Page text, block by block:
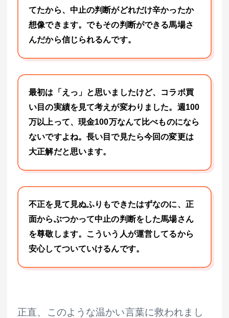
てたから、中止の判断がどれだけ辛かったか
想像できます。でもその判断ができる馬場さ
んだから信じられるんです。
最初は「えっ」と思いましたけど、コラボ買
い目の実績を見て考えが変わりました。週100
万以上って、現金100万なんて比べものになら
ないですよね。長い目で見たら今回の変更は
大正解だと思います。
不正を見て見ぬふりもできたはずなのに、正
面からぶつかって中止の判断をした馬場さん
を尊敬します。こういう人が運営してるから
安心してついていけるんです。
正直、このような温かい言葉に救われまし